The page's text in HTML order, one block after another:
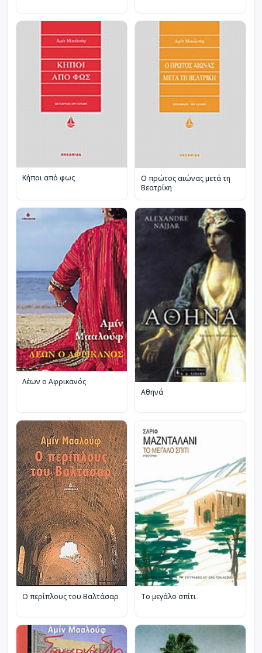
Κήποι από φως
Ο πρώτος αιώνας μετά τη
Βεατρίκη
Λέων ο Αφρικανός
Αθηνά
Ο περίπλους του Βαλτάσαρ Το μεγάλο σπίτι